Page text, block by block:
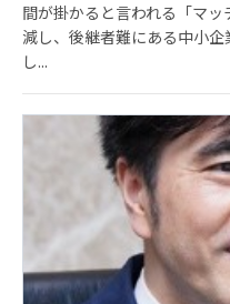
間が掛かると言われる「マ
減し、後継者難にある中小
し...